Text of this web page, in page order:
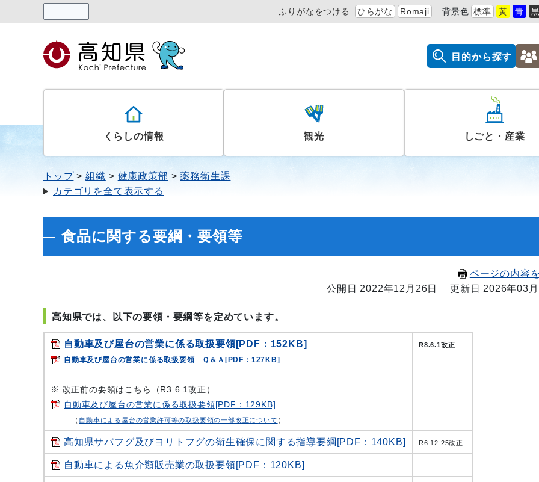
ふりがなをつける ひらがな Romaji 背景色 標準 黄 青
目的から探す
くらしの情報 観光 しごと・産業
トップ 組織 健康政策部
薬務衛生課
カテゴリを全て表示する
食品に関する要綱・要領等
ページの内容
公開日 2022年12月26日
更新日 2026年03
高知県では、以下の要領・要綱等を定めています。
自動車及び屋台の営業に係る取扱要領[PDF：152KB]
自動車及び屋台の営業に係る取扱要領 Ｑ＆Ａ[PDF：127KB]
※ 改正前の要領はこちら（R3.6.1改正）
自動車及び屋台の営業に係る取扱要領[PDF：129KB]
（ 自動車による屋台の営業許可等の取扱要領の一部改正について ）
R8.6.1改正
高知県サバフグ及びヨリトフグの衛生確保に関する指導要綱[PDF：140KB] R6.12.25改正
自動車による魚介類販売業の取扱要領[PDF：120KB]